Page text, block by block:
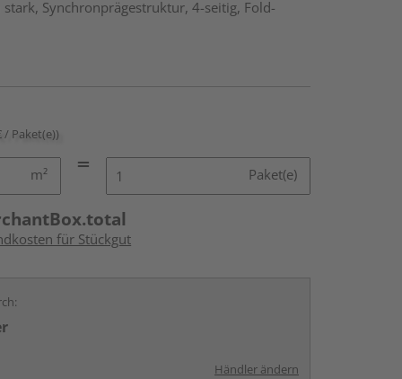
Synchronprägestruktur, 4-seitig, Fold-
/ Paket(e))
m² Paket(e)
für Stückgut
Händler ändern